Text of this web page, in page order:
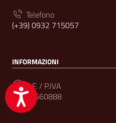
Accessibilità
Telefono
(+39) 0932 715057
INFORMAZIONI
C.F. / P.IVA
92005660888